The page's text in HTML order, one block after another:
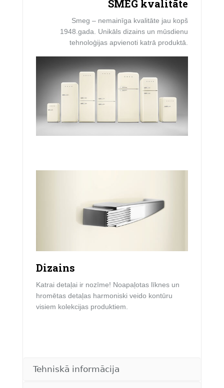
SMEG kvalitāte
Smeg – nemainīga kvalitāte jau kopš
1948.gada. Unikāls dizains un mūsdienu
tehnoloģijas apvienoti katrā produktā.
Dizains
Katrai detaļai ir nozīme! Noapaļotas līknes un
hromētas detaļas harmoniski veido kontūru
visiem kolekcijas produktiem.
Tehniskā informācija